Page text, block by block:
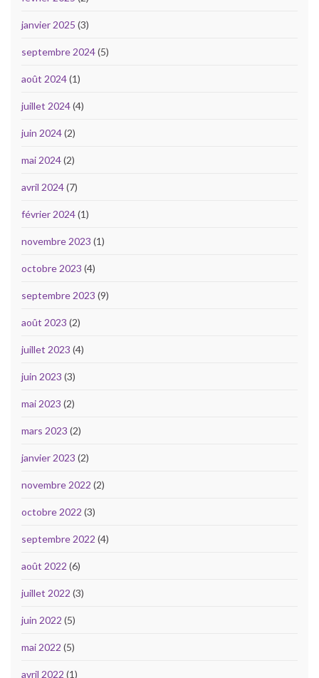
janvier 2025 (3)
septembre 2024(5)
août 2024(1)
juillet 2024(4)
juin 2024(2)
mai 2024(2)
avril 2024(7)
février 2024(1)
novembre 2023 (1)
octobre 2023 (4)
septembre 2023 (9)
août 2023 (2)
juillet 2023 (4)
juin 2023 (3)
mai 2023 (2)
mars 2023 (2)
janvier 2023 (2)
novembre 2022 (2)
octobre 2022 (3)
septembre 2022 (4)
août 2022 (6)
juillet 2022 (3)
juin 2022 (5)
mai 2022 (5)
avril 2022 (1)